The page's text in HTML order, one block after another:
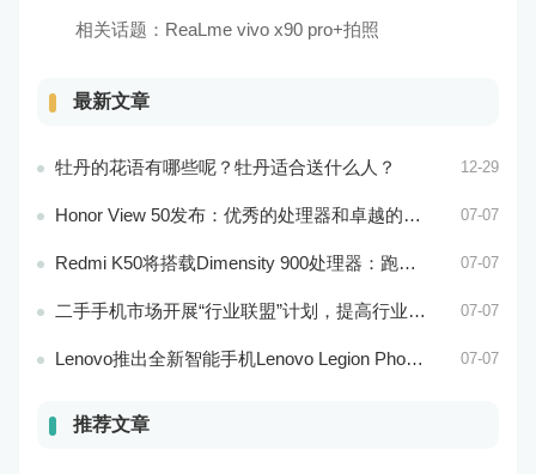
觉和使用时间的需求。
相关话题： ReaLme vivo x90 pro+拍照
最新文章
牡丹的花语有哪些呢？牡丹适合送什么人？ 12-29
Honor View 50发布：优秀的处理器和卓越的音频效果 07-07
Redmi K50将搭载Dimensity 900处理器：跑分过万 07-07
二手手机市场开展“行业联盟”计划，提高行业竞争力 07-07
Lenovo推出全新智能手机Lenovo Legion Phone 3 Pro 07-07
推荐文章